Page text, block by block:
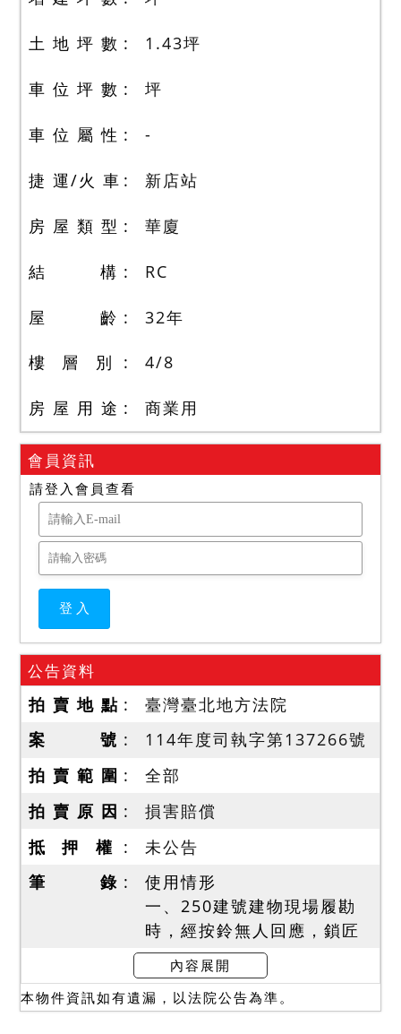
土 地 坪 數 1.43坪
車 位 坪 數 坪
車 位 屬 性 -
捷 運/火 車 新店站
房 屋 類 型 華廈
結 構 RC
屋 齡 32年
樓 層 別 4/8
房 屋 用 途 商業用
會員資訊
請登入會員查看
公告資料
拍 賣 地 點
臺灣臺北地方法院
案 號
114年度司執字第137266號
拍 賣 範 圍
全部
拍 賣 原 因
損害賠償
抵 押 權
未公告
筆 錄
使用情形
一、250建號建物現場履勘
時，經按鈴無人回應，鎖匠
亦無法開啟門鎖入內履勘，
屋內狀況不明，請應買人注
意。惟債務人具狀陳稱本件
內容展開
本物件資訊如有遺漏，以法院公告為準。